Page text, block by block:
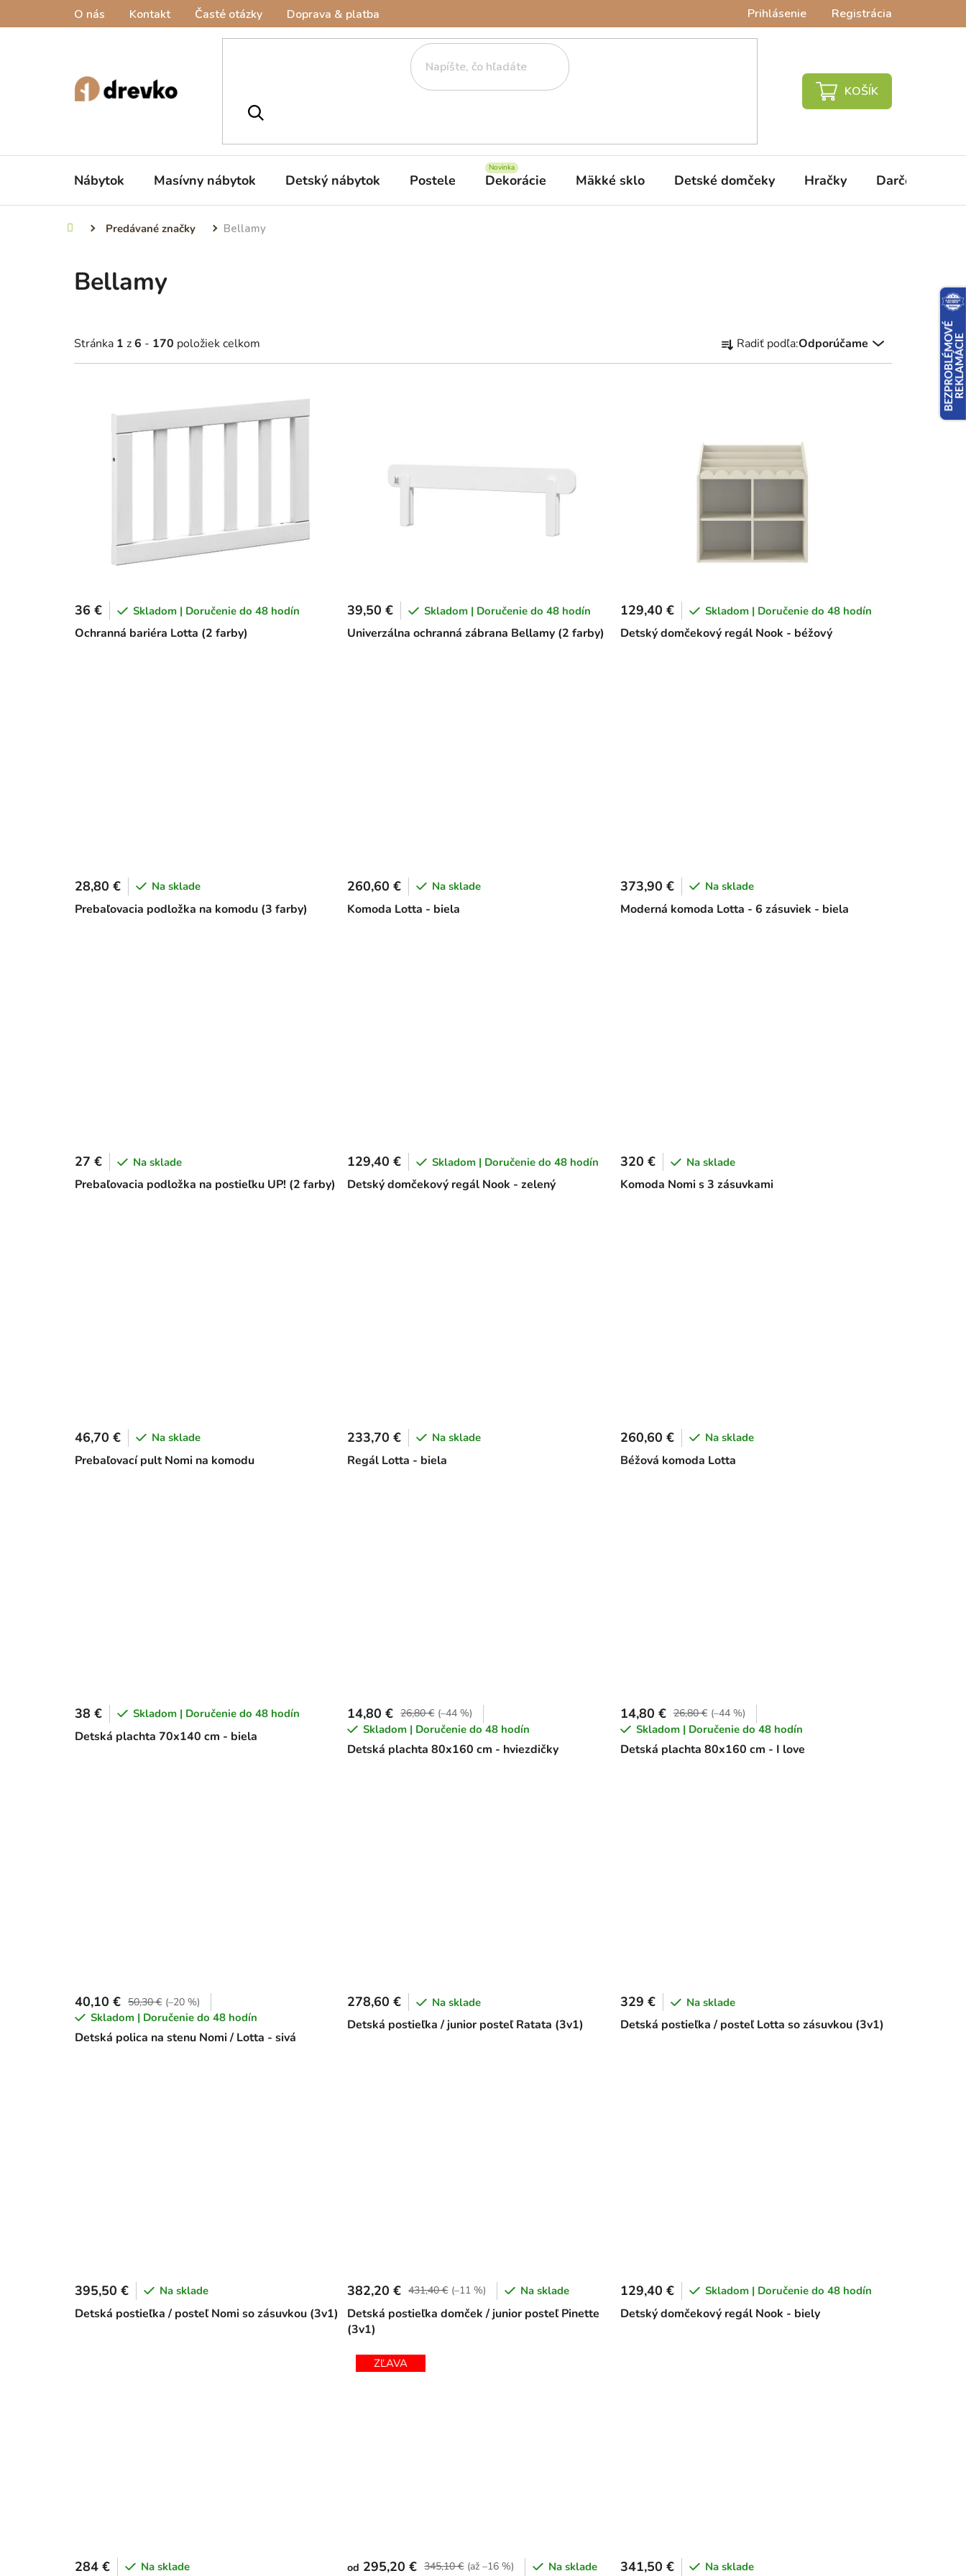
O nás Kontakt Časté otázky Doprava & platba Prihlásenie Registrácia
NÁKUPNÝ
Nábytok Masívny nábytok Detský nábytok Postele Dekorácie Mäkké sklo Detské domčeky Hračky Darčeky
Domov Predávané značky Bellamy
Bellamy
Stránka 1 z6 - 170 položiek celkom
a
d
e
r
d
k
v
Radiť podľa:Odporúčame
o
v
Ochranná bariéra Lotta (2 farby)
36 € Skladom | Doručenie do 48 hodín
Univerzálna ochranná zábrana Bellamy (2 farby)
39,50 € Skladom | Doručenie do 48 hodín
Detský domčekový regál Nook - béžový
129,40 € Skladom | Doručenie do 48 hodín
Prebaľovacia podložka na komodu (3 farby)
28,80 € Na sklade
Komoda Lotta - biela
260,60 € Na sklade
Moderná komoda Lotta - 6 zásuviek - biela
373,90 € Na sklade
Prebaľovacia podložka na postieľku UP! (2 farby)
27 € Na sklade
Detský domčekový regál Nook - zelený
129,40 € Skladom | Doručenie do 48 hodín
Komoda Nomi s 3 zásuvkami
320 € Na sklade
Prebaľovací pult Nomi na komodu
46,70 € Na sklade
Regál Lotta - biela
233,70 € Na sklade
Béžová komoda Lotta
260,60 € Na sklade
Detská plachta 70x140 cm - biela
38 € Skladom | Doručenie do 48 hodín
Detská plachta 80x160 cm - hviezdičky
14,80 € 26,80 € (–44 %)
Skladom | Doručenie do 48 hodín
Detská plachta 80x160 cm - I love
14,80 € 26,80 € (–44 %)
Skladom | Doručenie do 48 hodín
Detská polica na stenu Nomi / Lotta - sivá
40,10 € 50,30 € (–20 %)
Skladom | Doručenie do 48 hodín Detská postieľka / junior posteľ Ratata (3v1)
278,60 € Na sklade
Detská postieľka / posteľ Lotta so zásuvkou (3v1)
329 € Na sklade
Detská postieľka / posteľ Nomi so zásuvkou (3v1)
395,50 € Na sklade
Detská postieľka domček / junior posteľ Pinette
(3v1)
382,20 € 431,40 € (–11 %) Na sklade
Detský domčekový regál Nook - biely
129,40 € Skladom | Doručenie do 48 hodín
284 € Na sklade
ZĽAVA
od 295,20 € 345,10 € (až –16 %) Na sklade 341,50 € Na sklade